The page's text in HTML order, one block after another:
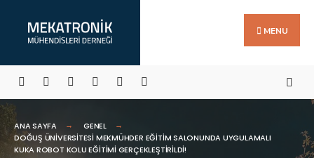
MENU
ANA SAYFA
GENEL
DOĞUŞ ÜNIVERSITESI MEKMÜHDER EĞITIM SALONUNDA UYGULAMALI
KUKA ROBOT KOLU EĞITIMI GERÇEKLEŞTIRILDI!
for: